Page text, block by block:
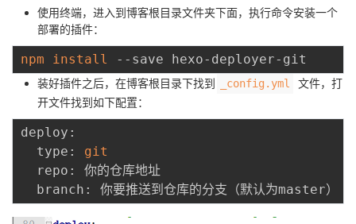
使用终端，进入到博客根目录文件夹下面，执行命令安装一个
部署的插件：
npm install
装好插件之后，在博客根目录下找到 _config.yml
文件，打
开文件找到如下配置：
deploy:
  type:
git
  repo: 你的仓库地址